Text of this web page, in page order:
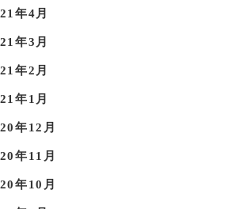
年4月
年3月
年2月
年1月
年12月
年11月
年10月